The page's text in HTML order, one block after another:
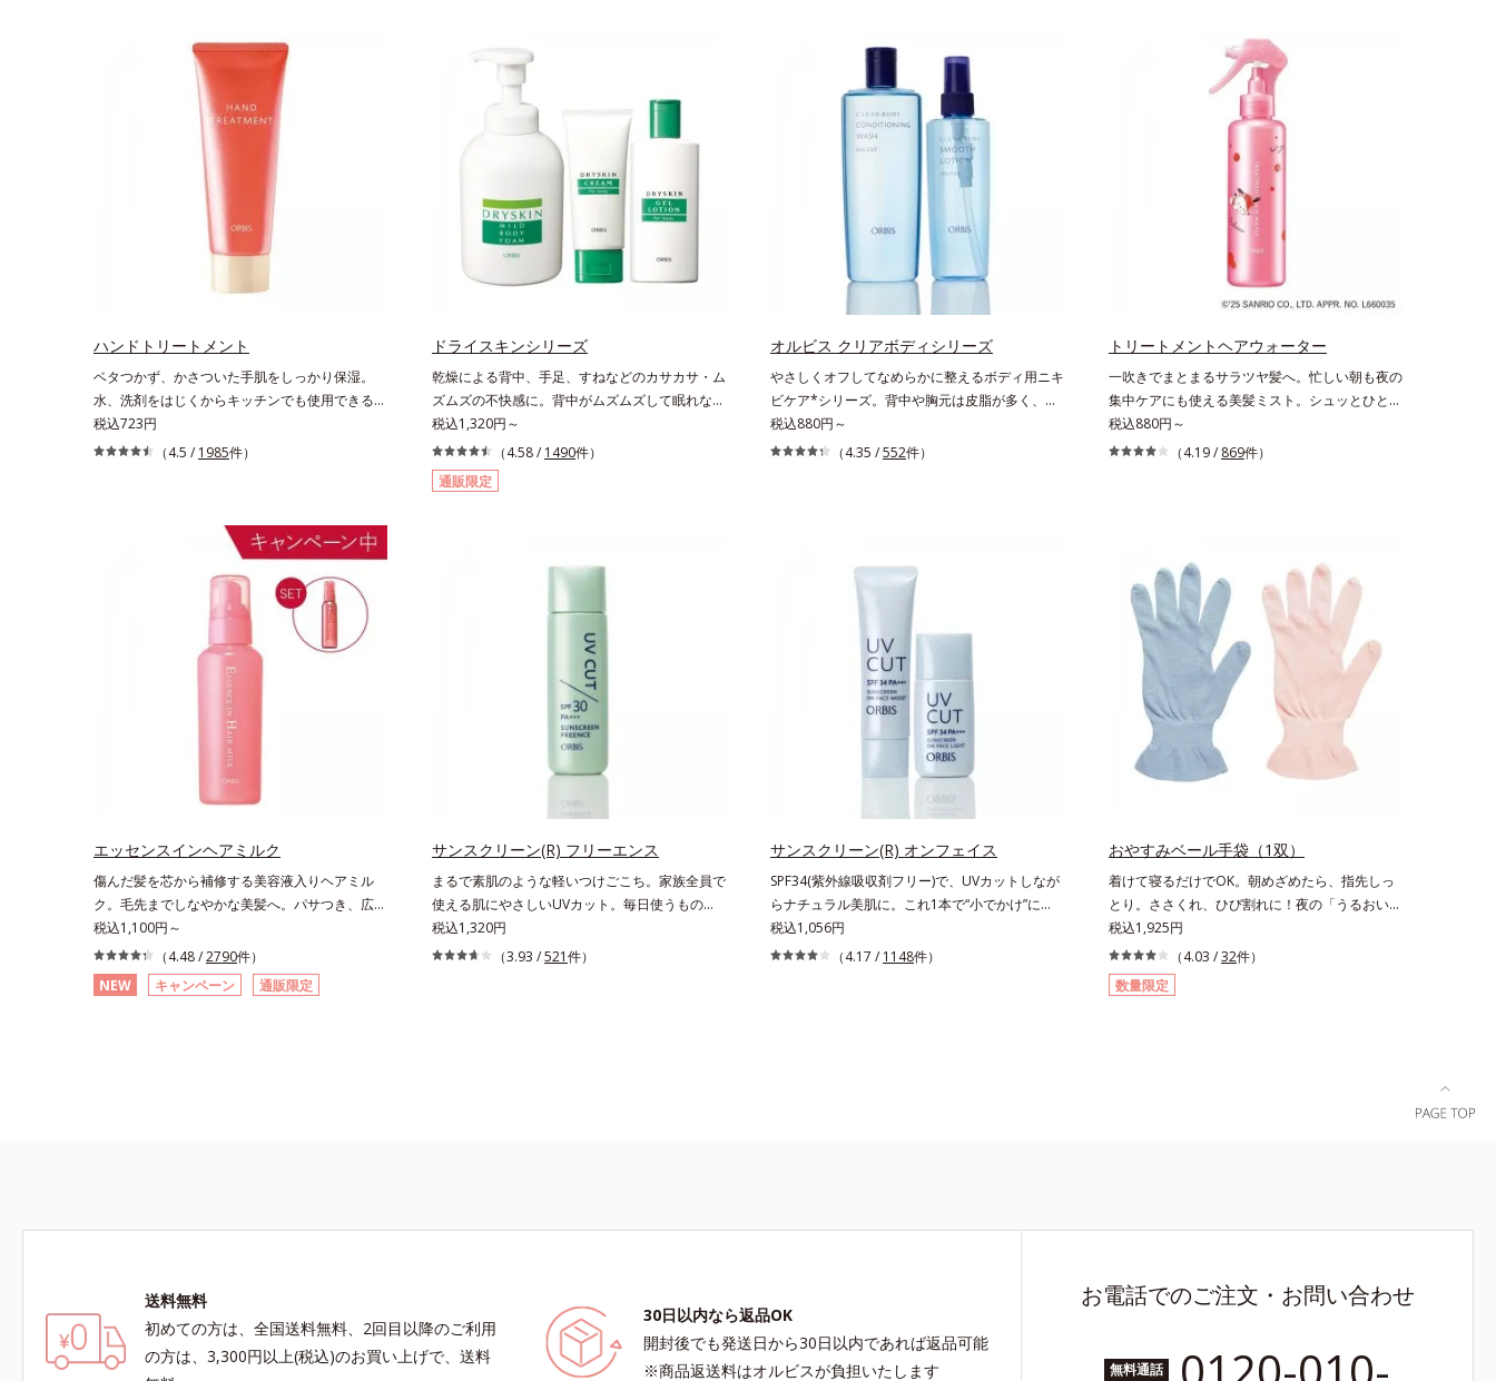
リーン®内ウォータープルーフ効果として*2 サ
ッカロミセス/ハトムギ種子発酵液配合＝保湿成
分*3 保湿成分*4 乾燥など*5 カニナバラ果実エ
キス配合＝保湿成分*6 加水分解コラーゲン配合
ら、メイク映えするしっとりやわらか唇を実現し
ます。【ご使用方法】清潔な指先またはお手持ち
のリップブラシに適量をとって、唇にやさしくな
じませてください。
肌ボディを長時間キープします。【ご使用方法】
お風呂上がりなどの清潔な肌に適量をやさしくな
じませてください。
着成分(*2)配合で、保湿成分が肌にぴたっと密
着。洗い流した後も必要なうるおいをキープし
て、つっぱり感のない、ずっと触っていたくなる
ようななめらか肌をかなえます。キメが細かい泡
はやさしい肌あたり。“いたわるボディケア”で、
バスタイムに癒しのひとときをもたらします。
*1 ラウロイルシルクアミノ酸K*2 異性化糖
配もありません。スプレーのように音がでたり飛
び散ったりしないので、外出先でもまわりを気に
せず使えます。ジェルならではの確かな効果と快
適な使いごこちのデオドラント剤です。
ハンドトリートメント
ベタつかず、かさついた手肌をしっかり保湿。
水、洗剤をはじくからキッチンでも使用できる万
能型ハンドクリーム。常に外気にさらされている
上、もともと皮脂分泌が少ない手肌は、乾燥しや
た、リピジュア（R）−NR(*) が手肌にピタッと密
着して、うるおいバリアを作り乾燥などの外部刺
激から手肌を徹底ガードするので、しっとり感が
ジュアは、日油株式会社の登録商標です。）
税込723円
（4.5 / 1985件）
ドライスキンシリーズ
乾燥による背中、手足、すねなどのカサカサ・ム
ズムズの不快感に。背中がムズムズして眠れな
い、手足がカサつく、お風呂上がりはその不快感
が増してつらい・・・と悩んでいませんか？それ
はお肌が乾燥して外的刺激に弱くなっているか
ら。オルビスのドライスキンシリーズは、バスタ
は、洗いすぎによる乾燥を防ぎうるおいは残しま
モイスチャーシールド成分を配合した全身用の薬
用ジェルローション、部分用の薬用クリームで、
つらいカサつきや、ムズムズする不快感をすばや
くしずめ、快適に過ごしましょう。
税込1,320円～
（4.58 / 1490件）
通販限定
オルビス クリアボディシリーズ
やさしくオフしてなめらかに整えるボディ用ニキ
ビケア*シリーズ。背中や胸元は皮脂が多く、意
外とニキビのできやすい部分です。顔と背中では
皮膚の厚みが違うから、すべすべボディのために
の2ステップをご用意しています。洗浄料もロー
ションも、肌へのやさしさに配慮した無油分・無
香料・無着色。清涼成分のメントール配合で、す
っきり気持ちの良い使用感です。* ニキビ・肌荒
税込880円～
（4.35 /552件）
トリートメントヘアウォーター
一吹きでまとまるサラツヤ髪へ。忙しい朝も夜の
集中ケアにも使える美髪ミスト。シュッとひと吹
きで、理想の髪になれるトリートメント。傷んだ
髪のケアは毛先だけでなく、髪全体にアプローチ
分「18-MEA(*)」。毎日の生活の中で失われやす
いため、すき間にダイレクトに補うことで、瞬時
に傷みのないなめらかなツヤ髪に導きます。髪の
内側のダメージもしっかり補修するから、仕上が
りは驚くほどふわっとなめらか！夜のドライヤー
前に使えば、サロン帰りのようななめらかさと指
通りに。朝の寝ぐせ直しにもおすすめです。*
18-MEA類似成分（セテアラミドエチルジエトニ
ウム加水分解コメタンパク）配合＝毛髪表面補修
成分
税込880円～
（4.19 / 869件）
エッセンスインヘアミルク
傷んだ髪を芯から補修する美容液入りヘアミル
ク。毛先までしなやかな美髪へ。パサつき、広が
り、枝毛、ツヤ不足・・・髪のお悩みは尽きない
もの。エッセンスインヘアミルクは、そんなお悩
みを解決する洗い流さないタイプのトリートメン
トです。サロン業界注目の美髪成分「CMC類似
んの指通りを実現します。さらに高保水ミルク
美髪をずっとキープします。*1 ダイズステロー
ル配合＝毛髪補修成分*2 ジエチルヘキサン酸ネ
オペンチルグリコール、ネオペンタン酸イソデシ
ル配合＝保水効果の高い毛髪保護成分各商品の詳
税込1,100円～
（4.48 /2790件）
NEW
キャンペーン 通販限定
サンスクリーン(R) フリーエンス
まるで素肌のような軽いつけごこち。家族全員で
使える肌にやさしいUVカット。毎日使うものだ
から、使いごこちにも、肌へのやさしさにもこだ
わりたい。そんな声に応えた、素肌感覚のストレ
税込1,320円
（3.93 /521件）
サンスクリーン(R) オンフェイス
SPF34(紫外線吸収剤フリー)で、UVカットしなが
らナチュラル美肌に。これ1本で“小でかけ”に
も、化粧下地としても。この1本があれば、“ちょ
っとそこまで”もOKなすっぴん美肌！ さまざまな
せてお選びいただけます。*1 紫外線や空気中の
税込1,056円
（4.17 / 1148件）
おやすみベール手袋（1双）
着けて寝るだけでOK。朝めざめたら、指先しっ
とり。ささくれ、ひび割れに！夜の「うるおい手
袋」着けて寝るだけで、ひと晩中しっとり保湿。
手荒れに悩む方におすすめの手袋です。天然保湿
成分スクワランが練り込まれたレーヨンと綿を採
用。なめらか触感で、手肌をふんわり包み込んで
税込1,925円
（4.03 /32件）
数量限定
送料無料
初めての方は、全国送料無料、2回目以降のご利用
の方は、3,300円以上(税込)のお買い上げで、送料
30日以内なら返品OK
開封後でも発送日から30日以内であれば返品可能
※商品返送料はオルビスが負担いたします
お電話でのご注文・お問い合わせ
無料通話